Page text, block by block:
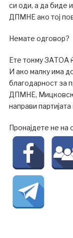
си оди, а да
ДПМНЕ ако тој
Немате одговор?
Ете токму ЗАТОА
И ако малку има
благодарност за
ДПМНЕ,
направи
Пронајдете не на